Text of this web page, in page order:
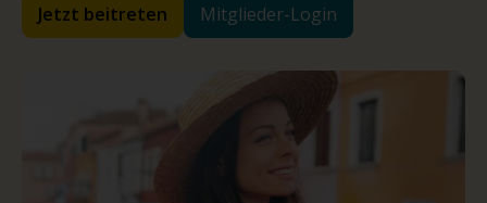
Jetzt beitreten Mitglieder-Login